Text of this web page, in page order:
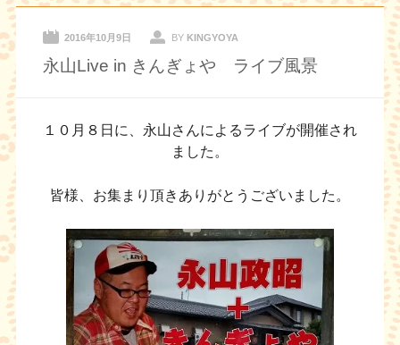
2016年10月9日 BY KINGYOYA
永山Live in きんぎょや ライブ風景
１０月８日に、永山さんによるライブが開催され
ました。
皆様、お集まり頂きありがとうございました。